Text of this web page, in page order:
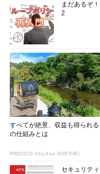
まだあるぞ
2
すべてが絶景、収益も得られる
の仕組みとは
PR(COCO VILLA on GOETHE)
セキュリテ